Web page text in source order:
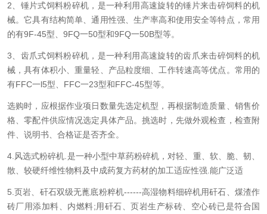
2、锤片式饲料粉碎机，是一种利用高速旋转的锤片来击碎饲料的机
械。它具有结构简单、通用性强、生产率高和使用安全等特点，常用
的有9F-45型、9FQ一50型和9FQ一50B型等。
3、齿爪式饲料粉碎机，是一种利用高速旋转的齿爪来击碎饲料的机
械，具有体积小、重量轻、产品粒度细、工作转速高等优点。常用的
有FFC一l5型、FFC一23型和FFC-45型等。
选购时，应根据作业项日数量先选定机型，再根据制造质量、销售价
格、零配件供应情况选定具体产品。挑选时，先做外观检查，检查附
件、说明书、合格证是否齐全。
4.风选式粉碎机.是一种小型中草药粉碎机，对轻、重、软、脆、韧、
散、较硬纤维性物料及中成药复方药材的加工适应性强.能广泛适
5.页岩、矸石双级无蓖底粉粹机------高湿物料细碎机用矸石、煤渣作
砖厂用添加料、内燃料;用矸石、页岩生产标砖、空心砖已是符合国